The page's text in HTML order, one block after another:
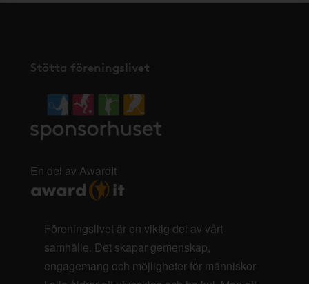
Stötta föreningslivet
En del av AwardIt
Föreningslivet är en viktig del av vårt
samhälle. Det skapar gemenskap,
engagemang och möjligheter för människor